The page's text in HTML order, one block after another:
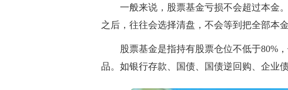
一般来说，股票基金亏损不会超过本金
之后，往往会选择清盘，不会等到把全部本金
股票基金是指持有股票仓位不低于80%
品。如银行存款、国债、国债逆回购、企业